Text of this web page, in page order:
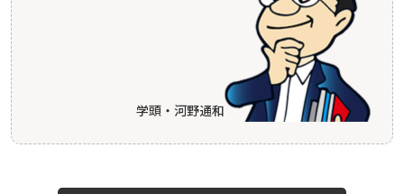
学頭・河野通和